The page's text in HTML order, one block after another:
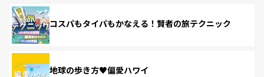
コスパもタイパもかなえる！賢者の旅テクニック
地球の歩き方♥偏愛ハワイ